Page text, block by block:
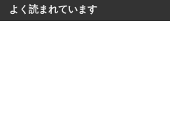
よく読まれています